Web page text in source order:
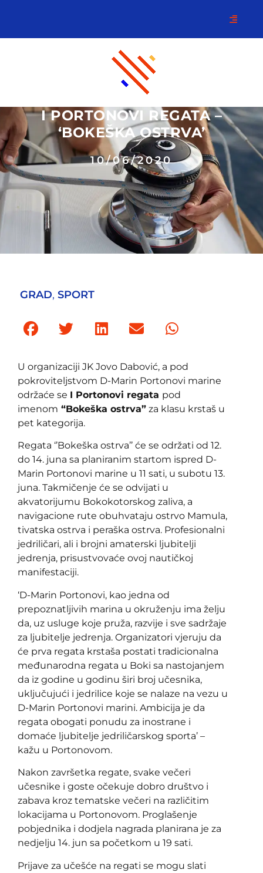
I PORTONOVI REGATA –
‘BOKEŠKA OSTRVA’
10/06/2020
GRAD, SPORT
U organizaciji JK Jovo Dabović, a pod
pokroviteljstvom D-Marin Portonovi marine
održaće se I Portonovi regata pod
imenom “Bokeška ostrva” za klasu krstaš u
pet kategorija.
Regata ‘’Bokeška ostrva’’ će se održati od 12.
do 14. juna sa planiranim startom ispred D-
Marin Portonovi marine u 11 sati, u subotu 13.
juna. Takmičenje će se odvijati u
akvatorijumu Bokokotorskog zaliva, a
navigacione rute obuhvataju ostrvo Mamula,
tivatska ostrva i peraška ostrva. Profesionalni
jedriličari, ali i brojni amaterski ljubitelji
jedrenja, prisustvovaće ovoj nautičkoj
manifestaciji.
‘D-Marin Portonovi, kao jedna od
prepoznatljivih marina u okruženju ima želju
da, uz usluge koje pruža, razvije i sve sadržaje
za ljubitelje jedrenja. Organizatori vjeruju da
će prva regata krstaša postati tradicionalna
međunarodna regata u Boki sa nastojanjem
da iz godine u godinu širi broj učesnika,
uključujući i jedrilice koje se nalaze na vezu u
D-Marin Portonovi marini. Ambicija je da
regata obogati ponudu za inostrane i
domaće ljubitelje jedriličarskog sporta’ –
kažu u Portonovom.
Nakon završetka regate, svake večeri
učesnike i goste očekuje dobro društvo i
zabava kroz tematske večeri na različitim
lokacijama u Portonovom. Proglašenje
pobjednika i dodjela nagrada planirana je za
nedjelju 14. jun sa početkom u 19 sati.
Prijave za učešće na regati se mogu slati